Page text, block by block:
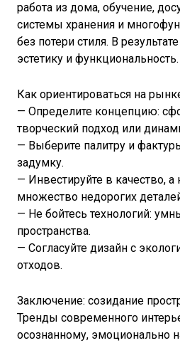
работа из дома, обучение,
системы хранения и
без потери стиля. В
эстетику и функциональность.
Как ориентироваться на
— Определите концепцию:
творческий подход или
— Выберите палитру и
задумку.
— Инвестируйте в качество,
множество недорогих
— Не бойтесь технологий:
пространства.
— Согласуйте дизайн с
отходов.
Заключение: созидание
Тренды современного
осознанному, эмоционально